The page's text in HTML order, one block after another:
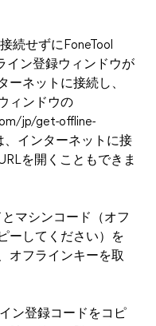
続せずにFoneTool
イン登録ウィンドウが
ーネットに接続し、
ィンドウの
jp/get-offline-
、インターネットに接
を開くこともできま
マシンコード（オフ
ーしてください）を
オフラインキーを取
ン登録コードをコピ